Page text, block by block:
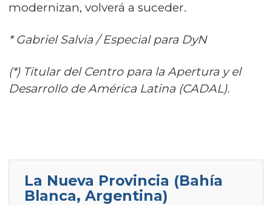
modernizan, volverá a suceder.
* Gabriel Salvia / Especial para DyN
(*) Titular del Centro para la Apertura y el
Desarrollo de América Latina (CADAL).
La Nueva Provincia (Bahía
Blanca, Argentina)